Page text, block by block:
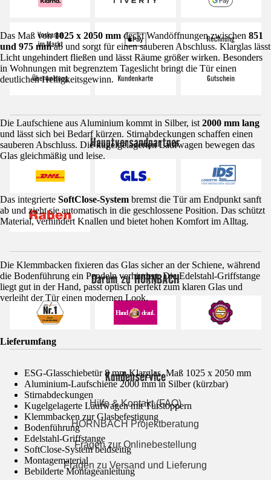
Das Maß von1025 x 2050 mm deckt Wandöffnungen zwischen 851
und 975 mmab und sorgt für einen sauberen Abschluss. Klarglas lässt
Licht ungehindert fließen und lässt Räume größer wirken. Besonders
in Wohnungen mit begrenztem Tageslicht bringt die Tür einen
deutlichen Helligkeitsgewinn.
Die Laufschiene aus Aluminium kommt in Silber, ist 2000 mm lang
und lässt sich bei Bedarf kürzen. Stirnabdeckungen schaffen einen
sauberen Abschluss. Die kugelgelagerten Laufwagen bewegen das
Glas gleichmäßig und leise.
Das integrierte SoftClose-System bremst die Tür am Endpunkt sanft
ab und zieht sie automatisch in die geschlossene Position. Das schützt
Material, verhindert Knallen und bietet hohen Komfort im Alltag.
Die Klemmbacken fixieren das Glas sicher an der Schiene, während
die Bodenführung ein Pendeln verhindert. Die Edelstahl-Griffstange
liegt gut in der Hand, passt optisch perfekt zum klaren Glas und
verleiht der Tür einen modernen Look.
Lieferumfang
ESG-Glasschiebetür 8 mm Klarglas, Maß 1025 x 2050 mm
Aluminium-Laufschiene 2000 mm in Silber (kürzbar)
Stirnabdeckungen
Kugelgelagerte Laufwagen mit Türstoppern
Klemmbacken zur Glasbefestigung
Bodenführung
Edelstahl-Griffstange
SoftClose-System beidseitig
Montagematerial
Bebilderte Montageanleitung
Hauptversandpartner
Darum zu HORNBACH
Kundenservice
Hilfe & Kontakt (FAQ)
HORNBACH Projektberatung
Fragen zur Onlinebestellung
Fragen zu Versand und Lieferung